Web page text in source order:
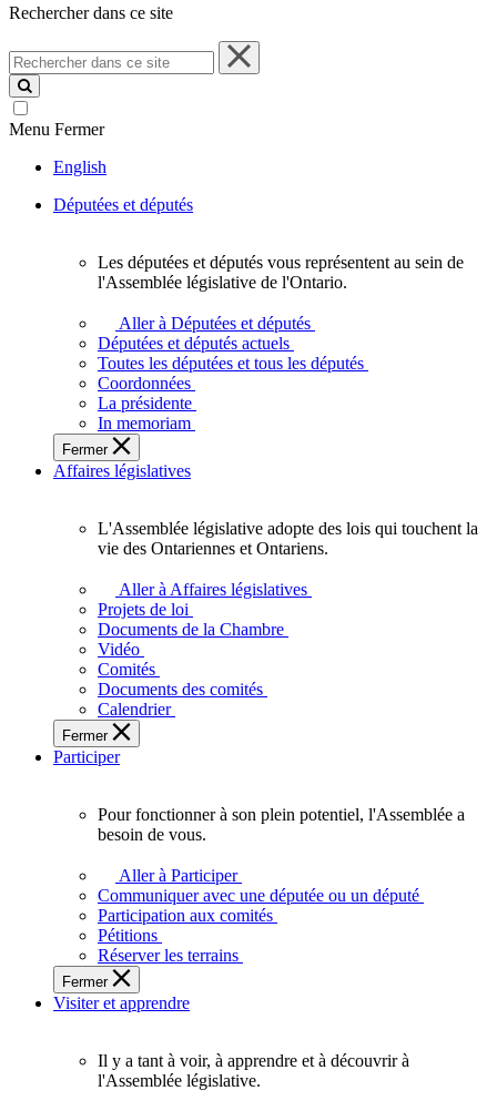
Rechercher dans ce site
Rechercher
dans
ce
site
Menu Fermer
English
Députées et députés
députés
vous
représentent
sein
de
l'Assemblée
législative
l'Ontario.
Les députées et députés vous représentent au sein de
l'Assemblée législative de l'Ontario.
Aller à Députées et députés
Députées et députés actuels
Toutes les députées et tous les députés
Coordonnées
La présidente
In memoriam
Fermer
Affaires législatives
L'Assemblée
adopte
touchent
des
Ontariennes
et
L'Assemblée législative adopte des lois qui touchent la
vie des Ontariennes et Ontariens.
Aller à Affaires législatives
Projets de loi
Documents de la Chambre
Vidéo
Comités
Documents des comités
Calendrier
Fermer
Participer
plein
potentiel,
l'Assemblée
a
besoin
de
Pour fonctionner à son plein potentiel, l'Assemblée a
besoin de vous.
Aller à Participer
Communiquer avec une députée ou un député
Participation aux comités
Pétitions
Réserver les terrains
Fermer
Visiter et apprendre
Il y a tant à voir, à apprendre et à découvrir à
l'Assemblée législative.